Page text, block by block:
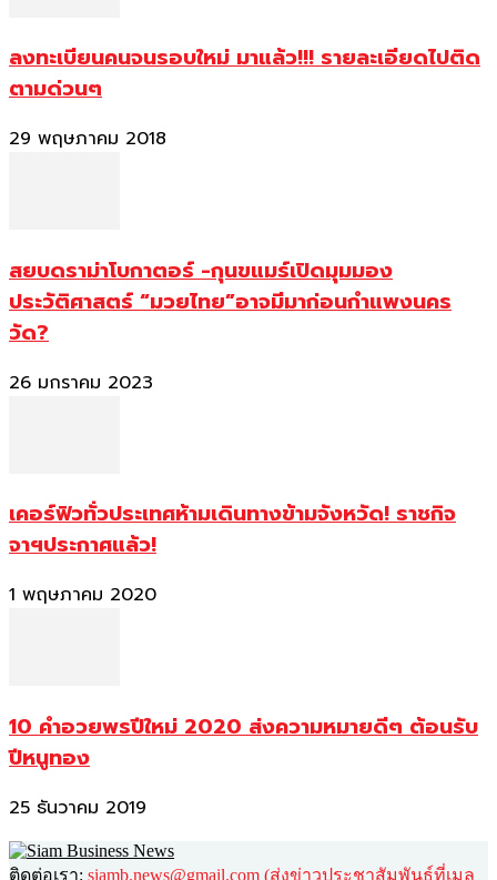
ลงทะเบียนคนจนรอบใหม่ มาแล้ว!!! รายละเอียดไปติด
ตามด่วนๆ
29 พฤษภาคม 2018
สยบดราม่าโบกาตอร์ -กุนขแมร์เปิดมุมมอง
ประวัติศาสตร์ “มวยไทย”อาจมีมาก่อนกำแพงนคร
วัด?
26 มกราคม 2023
เคอร์ฟิวทั่วประเทศห้ามเดินทางข้ามจังหวัด! ราชกิจ
จาฯประกาศแล้ว!
1 พฤษภาคม 2020
10 คำอวยพรปีใหม่ 2020 ส่งความหมายดีๆ ต้อนรับ
ปีหนูทอง
25 ธันวาคม 2019
ติดต่อเรา: siamb.news@gmail.com (ส่งข่าวประชาสัมพันธ์ที่เมล